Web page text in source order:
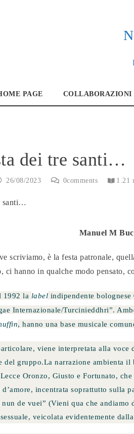
PAGE COLLABORAZIONI
dei tre santi…
26/08/2023 0comments 1.21
Manuel M
scriviamo, è la festa patronale,
ci hanno in qualche modo pensato,
1992 la label indipendente
Internazionale/Turcinieddhri”.
, hanno una base musicale
viene interpretata alla voce
del gruppo.La narrazione ambienta il
Oronzo, Giusto e Fortunato,
incentrata soprattutto sulla
de vuei” (Vieni qua che
veicolata evidentemente